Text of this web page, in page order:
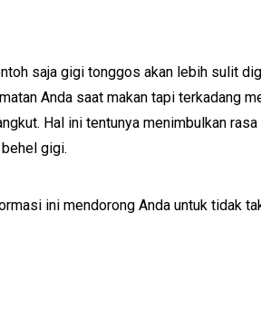
saja gigi tonggos akan lebih sulit
Anda saat makan tapi terkadang
Hal ini tentunya menimbulkan
gigi.
ini mendorong Anda untuk tidak